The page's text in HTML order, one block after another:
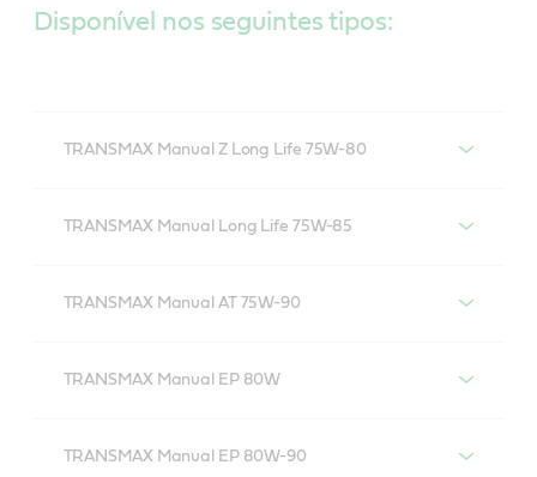
Disponível nos seguintes tipos:
TRANSMAX Manual Z Long Life 75W-80
80
TRANSMAX Manual Long Life 75W-85
TRANSMAX Manual AT 75W-90
TRANSMAX Manual EP 80W
TRANSMAX Manual EP 80W-90